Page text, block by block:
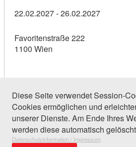
22.02.2027 - 26.02.2027
Favoritenstraße 222
1100 Wien
27 Einträge gefunden (1 von 2)
Diese Seite verwendet Session-
Cookies ermöglichen und
unserer Dienste. Am Ende Ihres
werden diese automatisch
Datenschutzinformation / Impressum